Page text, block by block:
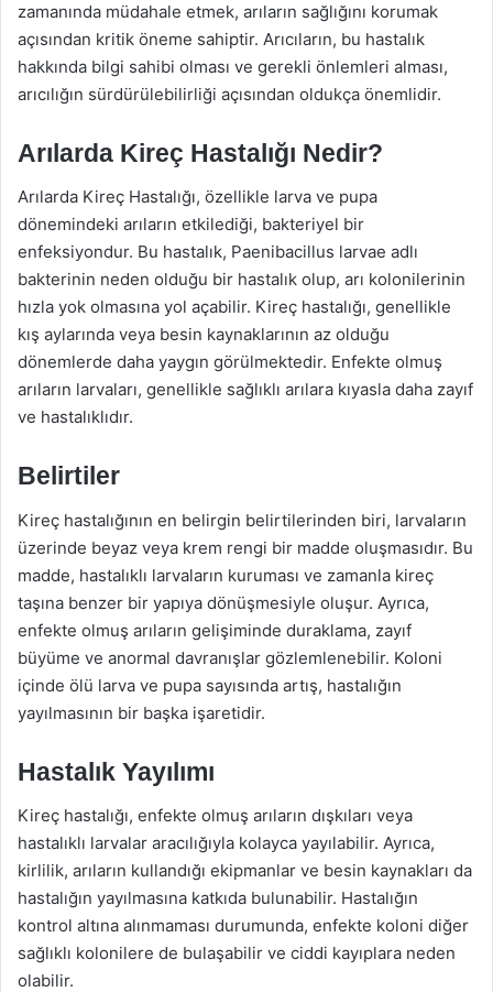
zamanında müdahale etmek, arıların sağlığını korumak
açısından kritik öneme sahiptir. Arıcıların, bu hastalık
hakkında bilgi sahibi olması ve gerekli önlemleri alması,
arıcılığın sürdürülebilirliği açısından oldukça önemlidir.
Arılarda Kireç Hastalığı Nedir?
Arılarda Kireç Hastalığı, özellikle larva ve pupa
dönemindeki arıların etkilediği, bakteriyel bir
enfeksiyondur. Bu hastalık, Paenibacillus larvae adlı
bakterinin neden olduğu bir hastalık olup, arı kolonilerinin
hızla yok olmasına yol açabilir. Kireç hastalığı, genellikle
kış aylarında veya besin kaynaklarının az olduğu
dönemlerde daha yaygın görülmektedir. Enfekte olmuş
arıların larvaları, genellikle sağlıklı arılara kıyasla daha zayıf
ve hastalıklıdır.
Belirtiler
Kireç hastalığının en belirgin belirtilerinden biri, larvaların
üzerinde beyaz veya krem rengi bir madde oluşmasıdır. Bu
madde, hastalıklı larvaların kuruması ve zamanla kireç
taşına benzer bir yapıya dönüşmesiyle oluşur. Ayrıca,
enfekte olmuş arıların gelişiminde duraklama, zayıf
büyüme ve anormal davranışlar gözlemlenebilir. Koloni
içinde ölü larva ve pupa sayısında artış, hastalığın
yayılmasının bir başka işaretidir.
Hastalık Yayılımı
Kireç hastalığı, enfekte olmuş arıların dışkıları veya
hastalıklı larvalar aracılığıyla kolayca yayılabilir. Ayrıca,
kirlilik, arıların kullandığı ekipmanlar ve besin kaynakları da
hastalığın yayılmasına katkıda bulunabilir. Hastalığın
kontrol altına alınmaması durumunda, enfekte koloni diğer
sağlıklı kolonilere de bulaşabilir ve ciddi kayıplara neden
olabilir.